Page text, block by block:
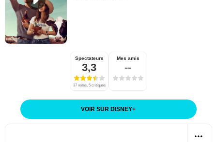
Spectateurs
3,3
37 notes, 5 critiques
Mes amis
--
VOIR SUR DISNEY+